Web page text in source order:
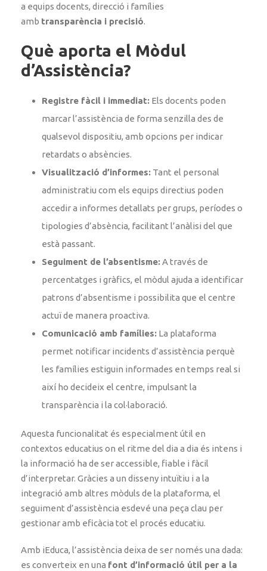
a equips docents, direcció i famílies
amb transparència i precisió.
Què aporta el Mòdul
d’Assistència?
Registre fàcil i immediat: Els docents poden
marcar l’assistència de forma senzilla des de
qualsevol dispositiu, amb opcions per indicar
retardats o absències.
Visualització d’informes: Tant el personal
administratiu com els equips directius poden
accedir a informes detallats per grups, períodes o
tipologies d’absència, facilitant l’anàlisi del que
està passant.
Seguiment de l’absentisme:A través de
percentatges i gràfics, el mòdul ajuda a identificar
patrons d’absentisme i possibilita que el centre
actuï de manera proactiva.
Comunicació amb famílies: La plataforma
permet notificar incidents d’assistència perquè
les famílies estiguin informades en temps real si
així ho decideix el centre, impulsant la
transparència i la col·laboració.
Aquesta funcionalitat és especialment útil en
contextos educatius on el ritme del dia a dia és intens i
la informació ha de ser accessible, fiable i fàcil
d’interpretar. Gràcies a un disseny intuïtiu i a la
integració amb altres mòduls de la plataforma, el
seguiment d’assistència esdevé una peça clau per
gestionar amb eficàcia tot el procés educatiu.
Amb iEduca, l’assistència deixa de ser només una dada:
es converteix en una font d’informació útil per a la